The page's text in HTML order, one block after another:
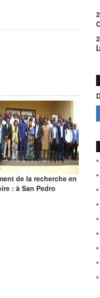
de la recherche en
: à San Pedro